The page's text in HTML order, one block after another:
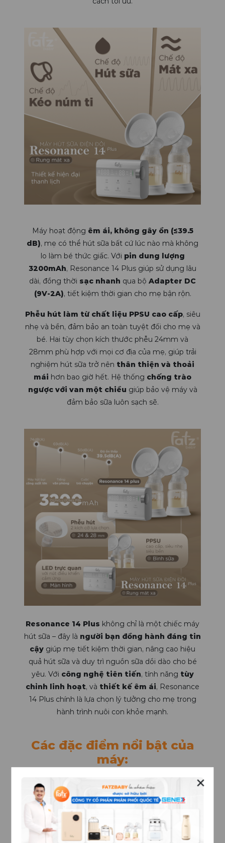
✕
Máy hoạt động êm ái, không gây ồn (≤39.5
dB), mẹ có thể hút sữa bất cứ lúc nào mà không
lo làm bé thức giấc. Với pin dung lượng
3200mAh, Resonance 14 Plus giúp sử dụng lâu
dài, đồng thời sạc nhanh qua bộ Adapter DC
(9V-2A), tiết kiệm thời gian cho mẹ bận rộn.
Phễu hút làm từ chất liệu PPSU cao cấp, siêu
nhẹ và bền, đảm bảo an toàn tuyệt đối cho mẹ và
bé. Hai tùy chọn kích thước phễu 24mm và
28mm phù hợp với mọi cơ địa của mẹ, giúp trải
nghiệm hút sữa trở nên thân thiện và thoải
mái hơn bao giờ hết. Hệ thống chống trào
ngược với van một chiều giúp bảo vệ máy và
đảm bảo sữa luôn sạch sẽ.
Resonance 14 Plus không chỉ là một chiếc máy
hút sữa – đây là người bạn đồng hành đáng tin
cậy giúp mẹ tiết kiệm thời gian, nâng cao hiệu
quả hút sữa và duy trì nguồn sữa dồi dào cho bé
yêu. Với công nghệ tiên tiến, tính năng tùy
chỉnh linh hoạt, và thiết kế êm ái, Resonance
14 Plus chính là lựa chọn lý tưởng cho mẹ trong
hành trình nuôi con khỏe mạnh.
Các đặc điểm nổi bật của
máy:
(1) Kết hợp công nghệ vi rung trong các chế
độ hút sữa, giúp kích thích bầu vú, tạo phản
xạ tiết sữa, kích thích dòng sữa và giảm
tắc tia sữa trong tuyến vú.
(2) Lực hút có thể điều chỉnh tăng, giảm